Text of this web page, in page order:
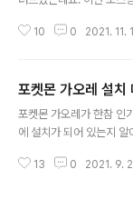
스팅에 썸네일로 있었지
솔가레오를 잡고 잡았습
보다 잘 나오지 않아서 잘
만다는 한두번 썼는데 등
던거 같아요. 서포트로 자
10 0 2021. 11.
포켓몬 가오레 설치
포켓몬 가오레가 한참 인
에 설치가 되어 있는지 알
치 되어 있는지 알아보도
13 0 2021. 9.